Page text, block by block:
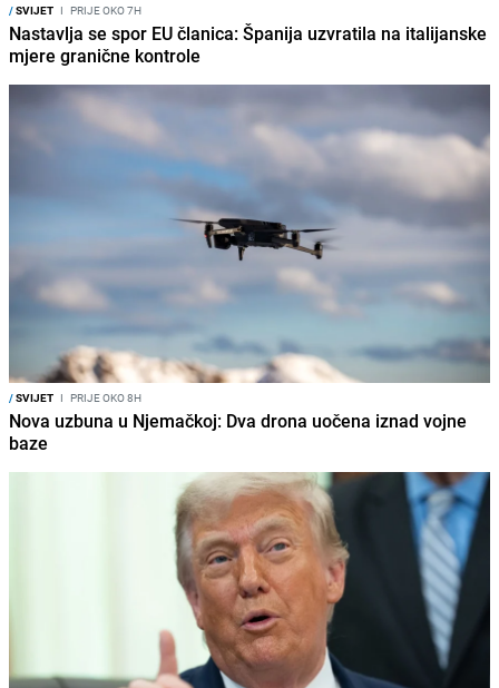
/SVIJET I PRIJE OKO 7H
Nastavlja se spor EU članica: Španija uzvratila na italijanske
mjere granične kontrole
/SVIJET I PRIJE OKO 8H
Nova uzbuna u Njemačkoj: Dva drona uočena iznad vojne
baze